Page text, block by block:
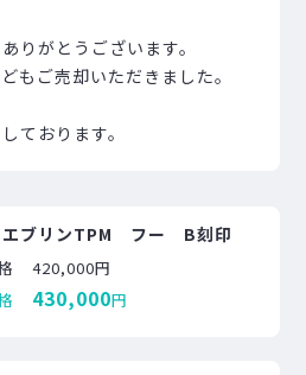
りがとうございます。
もご売却いただきました。
ております。
ブリンTPM フー B刻印
420,000円
430,000円